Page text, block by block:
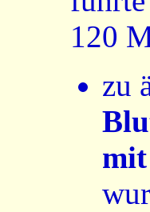
120
zu
mit